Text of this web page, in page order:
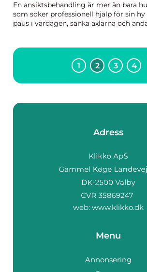
En ansiktsbehandling är mer än bara
som söker professionell hjälp för sin hy
paus i vardagen, sänka axlarna och
1 2 3 4
Adress
web: www.klikko.dk
Menu
Annonsering